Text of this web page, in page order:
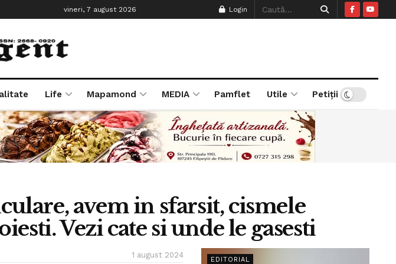
vineri, 7 august 2026 Login
Life Mapamond MEDIA Pamflet Utile Petiții
avem in sfarsit, cismele
Vezi cate si unde le gasesti
1 august 2024
EDITORIAL